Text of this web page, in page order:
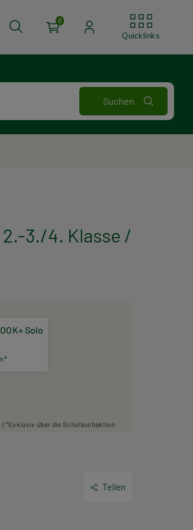
0
Quicklinks
3./4. Klasse /
Solo
*Exklusiv über die Schulbuchaktion
Teilen